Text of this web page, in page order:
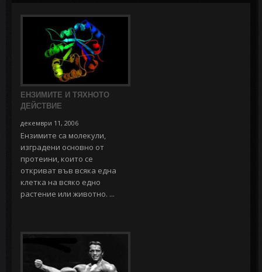
ЕНЗИМИТЕ И ТЯХНОТО
ДЕЙСТВИЕ
декември 11, 2006
Ензимите са молекули,
изградени основно от
протеини, които се
откриват във всяка една
клетка на всяко едно
растение или животно. ...